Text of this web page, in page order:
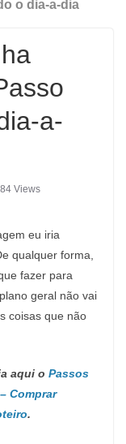
o dia-a-dia
a-
Views
eu iria
qualquer forma,
fazer para
geral não vai
coisas que não
aqui o Passos
Comprar
.